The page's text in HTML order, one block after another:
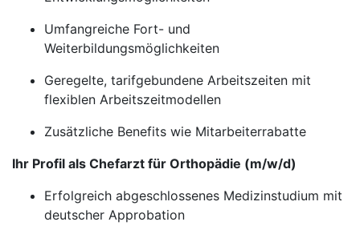
Umfangreiche Fort- und
Weiterbildungsmöglichkeiten
Geregelte, tarifgebundene Arbeitszeiten mit
flexiblen Arbeitszeitmodellen
Zusätzliche Benefits wie Mitarbeiterrabatte
Ihr Profil als Chefarzt für Orthopädie (m/w/d)
Erfolgreich abgeschlossenes Medizinstudium mit
deutscher Approbation